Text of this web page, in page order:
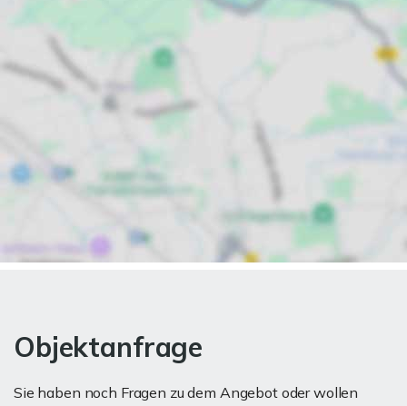
Objektanfrage
Sie haben noch Fragen zu dem Angebot oder wollen